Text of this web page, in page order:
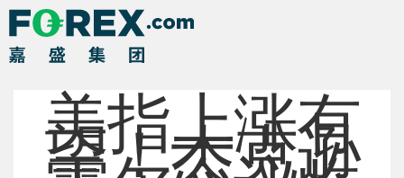
美指上涨有
望！杰克逊